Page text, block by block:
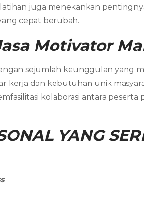
juga menekankan
cepat berubah.
Motivator
sejumlah keunggulan yang
kerja dan kebutuhan unik
kolaborasi antara
YANG